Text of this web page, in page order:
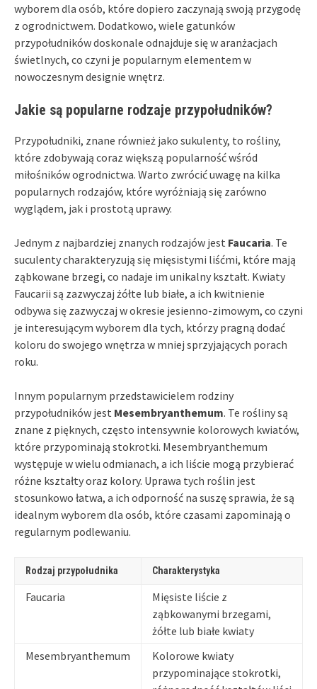
wyborem dla osób, które dopiero zaczynają swoją przygodę
z ogrodnictwem. Dodatkowo, wiele gatunków
przypołudników doskonale odnajduje się w aranżacjach
świetlnych, co czyni je popularnym elementem w
nowoczesnym designie wnętrz.
Jakie są popularne rodzaje przypołudników?
Przypołudniki, znane również jako sukulenty, to rośliny,
które zdobywają coraz większą popularność wśród
miłośników ogrodnictwa. Warto zwrócić uwagę na kilka
popularnych rodzajów, które wyróżniają się zarówno
wyglądem, jak i prostotą uprawy.
Jednym z najbardziej znanych rodzajów jest Faucaria. Te
suculenty charakteryzują się mięsistymi liśćmi, które mają
ząbkowane brzegi, co nadaje im unikalny kształt. Kwiaty
Faucarii są zazwyczaj żółte lub białe, a ich kwitnienie
odbywa się zazwyczaj w okresie jesienno-zimowym, co czyni
je interesującym wyborem dla tych, którzy pragną dodać
koloru do swojego wnętrza w mniej sprzyjających porach
roku.
Innym popularnym przedstawicielem rodziny
przypołudników jest Mesembryanthemum. Te rośliny są
znane z pięknych, często intensywnie kolorowych kwiatów,
które przypominają stokrotki. Mesembryanthemum
występuje w wielu odmianach, a ich liście mogą przybierać
różne kształty oraz kolory. Uprawa tych roślin jest
stosunkowo łatwa, a ich odporność na suszę sprawia, że są
idealnym wyborem dla osób, które czasami zapominają o
regularnym podlewaniu.
Rodzaj przypołudnika Charakterystyka
Faucaria
Mięsiste liście z
ząbkowanymi brzegami,
żółte lub białe kwiaty
Mesembryanthemum
Kolorowe kwiaty
przypominające stokrotki,